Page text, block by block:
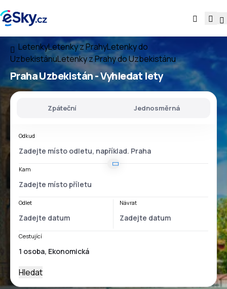
LetenkyLetenky z PrahyLetenky do
UzbekistánuLetenky z Prahy do Uzbekistánu
Praha Uzbekistán- Vyhledat lety
Zpáteční Jednosměrná
Odkud
Kam
Odlet Návrat
Cestující
Hledat